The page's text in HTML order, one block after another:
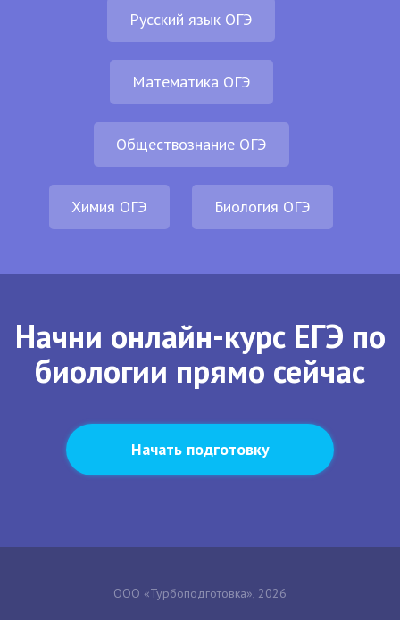
Русский язык ОГЭ
Математика ОГЭ
Обществознание ОГЭ
Химия ОГЭ Биология ОГЭ
Начни онлайн-курс ЕГЭ по
биологии прямо сейчас
Начать подготовку
ООО «Турбоподготовка», 2026